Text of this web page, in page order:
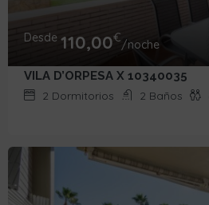
Desde 110,00€/noche
VILA D’ORPESA X 10340035
2 Dormitorios 2 Baños